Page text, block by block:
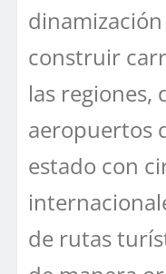
construir
las regiones,
aeropuertos
estado con
de rutas